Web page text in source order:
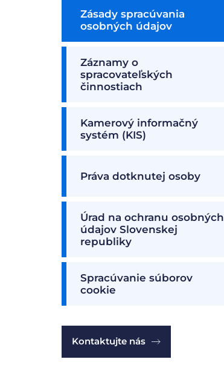
Zásady spracúvania
osobných údajov
Záznamy o
spracovateľských
činnostiach
Kamerový informačný
systém (KIS)
Práva dotknutej osoby
Úrad na ochranu osobných
údajov Slovenskej
republiky
Spracúvanie súborov
cookie
Kontaktujte nás